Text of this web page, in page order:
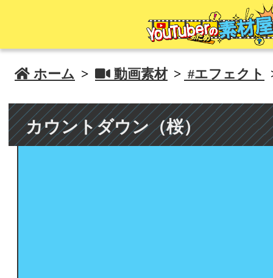
 ホーム >  動画素材 > #エフェクト
カウントダウン（桜）